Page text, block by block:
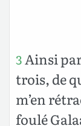
3Ainsi
trois, de
m’en
foulé